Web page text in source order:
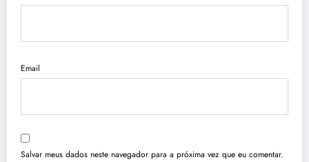
Email
Salvar meus dados neste navegador para a próxima vez que eu comentar.